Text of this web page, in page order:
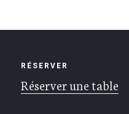
RÉSERVER
Réserver une table